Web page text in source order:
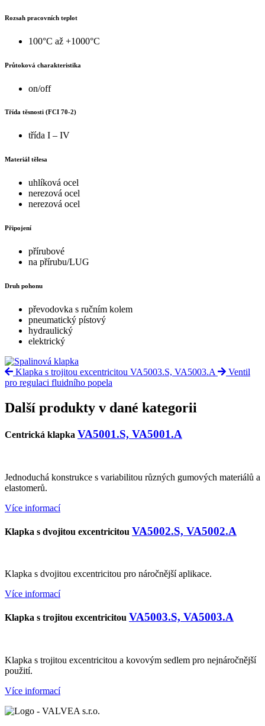
Rozsah pracovních teplot
100°C až +1000°C
Průtoková charakteristika
on/off
Třída těsnosti (FCI 70-2)
třída I – IV
Materiál tělesa
uhlíková ocel
nerezová ocel
nerezová ocel
Připojení
přírubové
na přírubu/LUG
Druh pohonu
převodovka s ručním kolem
pneumatický pístový
hydraulický
elektrický
Klapka s trojitou excentricitou VA5003.S, VA5003.A
Ventil
pro regulaci fluidního popela
Další produkty v dané kategorii
Centrická klapka VA5001.S, VA5001.A
Jednoduchá konstrukce s variabilitou různých gumových materiálů a
elastomerů.
Více informací
Klapka s dvojitou excentricitou VA5002.S, VA5002.A
Klapka s dvojitou excentricitou pro náročnější aplikace.
Více informací
Klapka s trojitou excentricitou VA5003.S, VA5003.A
Klapka s trojitou excentricitou a kovovým sedlem pro nejnáročnější
použití.
Více informací